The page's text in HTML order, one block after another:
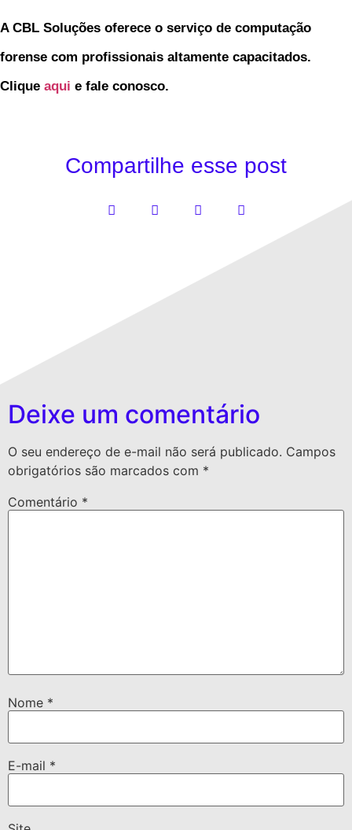
A CBL Soluções oferece o serviço de computação
forense com profissionais altamente capacitados.
Clique aqui e fale conosco.
Compartilhe esse post
Deixe um comentário
O seu endereço de e-mail não será publicado. Campos
obrigatórios são marcados com *
Comentário *
Nome *
E-mail *